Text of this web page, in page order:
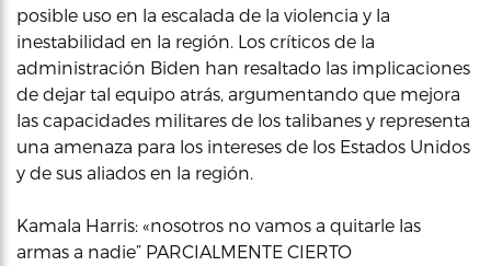
posible uso en la escalada de la violencia y la
inestabilidad en la región. Los críticos de la
administración Biden han resaltado las implicaciones
de dejar tal equipo atrás, argumentando que mejora
las capacidades militares de los talibanes y representa
una amenaza para los intereses de los Estados Unidos
y de sus aliados en la región.
Kamala Harris: «nosotros no vamos a quitarle las
armas a nadie” PARCIALMENTE CIERTO